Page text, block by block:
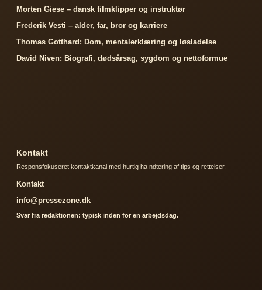
Morten Giese – dansk filmklipper og instruktør
Frederik Vesti – alder, far, bror og karriere
Thomas Gotthard: Dom, mentalerklæring og løsladelse
David Niven: Biografi, dødsårsag, sygdom og nettoformue
Kontakt
Responsfokuseret kontaktkanal med hurtig ha ndtering af tips og rettelser.
Kontakt
info@pressezone.dk
Svar fra redaktionen: typisk inden for en arbejdsdag.